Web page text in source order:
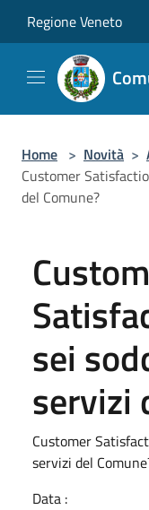
Regione Veneto
Home > Novità >
Customer
del Comune?
sei
servizi
Customer
servizi del
Data :